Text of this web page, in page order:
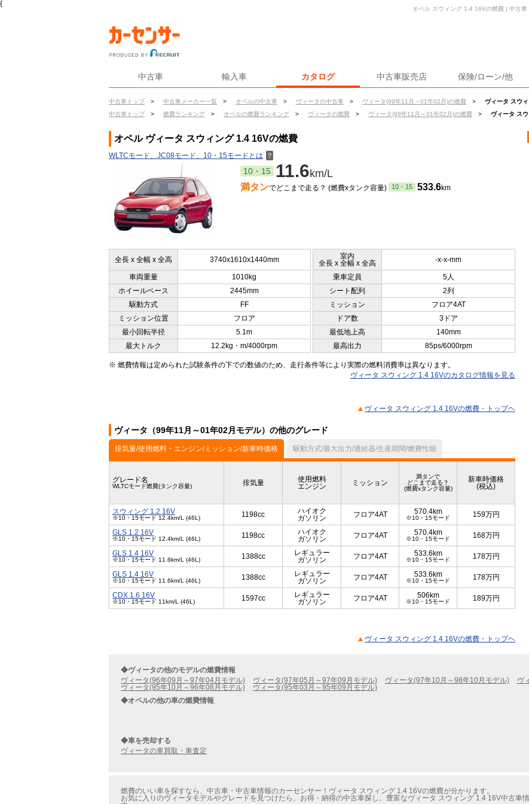
{
中古車 輸入車 カタログ 中古車販売店 保険/ローン/他
中古車トップ > 中古車メーカー一覧 > オペルの中古車 > ヴィータの中古車 > ヴィータ(99年11月～01年02月)の燃費 >
ヴィータ スウ
中古車トップ
> 燃費ランキング > オペルの燃費ランキング > ヴィータの燃費 > ヴィータ(99年11月～01年02月)の燃費 > ヴィータ ス
オペル スウィング 1.4 16Vの燃費 | 中古車
オペル ヴィータ スウィング 1.4 16Vの燃費
WLTCモード、JC08モード、10・15モードとは ？
10・15 11.6km/L
満タンでどこまで走る？ (燃費xタンク容量) 10・15 533.6km
全長 x 全幅 x 全高 3740x1610x1440mm
室内
全長 x 全幅 x 全高
-x-x-mm
車両重量 1010kg 乗車定員
5人
ホイールベース
2445mm シート配列
2列
駆動方式
FF ミッション
フロア4AT
ミッション位置
フロア ドア数
3ドア
最小回転半径
5.1m 最低地上高
140mm
最大トルク
12.2kg・m/4000rpm 最高出力 85ps/6000rpm
※ 燃費情報は定められた試験条件の下での数値のため、走行条件等により実際の燃料消費率は異なります。
ヴィータ スウィング 1.4 16Vのカタログ情報を見る
ヴィータ スウィング 1.4 16Vの燃費・トップヘ
ヴィータ（99年11月～01年02月モデル）の他のグレード
排気量/使用燃料・エンジン/ミッション/新車時価格 駆動方式/最大出力/過給器/生産期間/燃費性能
グレード名
WLTCモード燃費(タンク容量) 排気量
使用燃料
エンジン
ミッション
満タンで
どこまで走る？
(燃費xタンク容量)
新車時価格
(税込)
スウィング 1.2 16V
※10・15モード 12.4km/L (46L) 1198cc
ハイオク
ガソリン
フロア4AT 570.4km
※10・15モード 159万円
GLS 1.2 16V
※10・15モード 12.4km/L (46L) 1198cc
ハイオク
ガソリン
フロア4AT 570.4km
※10・15モード 168万円
GLS 1.4 16V
※10・15モード 11.6km/L (46L) 1388cc
レギュラー
ガソリン
フロア4AT 533.6km
※10・15モード 178万円
GLS 1.4 16V
※10・15モード 11.6km/L (46L) 1388cc
レギュラー
ガソリン
フロア4AT 533.6km
※10・15モード 178万円
CDX 1.6 16V
※10・15モード 11km/L (46L) 1597cc
レギュラー
ガソリン
フロア4AT 506km
※10・15モード 189万円
ヴィータ スウィング 1.4 16Vの燃費・トップヘ
◆ヴィータの他のモデルの燃費情報
ヴィータ(96年09月～97年04月モデル)
ヴィータ(97年05月～97年09月モデル) ヴィータ(97年10月～98年10月モデル)
ヴ
ヴィータ(95年10月～96年08月モデル)
ヴィータ(95年03月～95年09月モデル)
◆オペルの他の車の燃費情報
◆車を売却する
ヴィータの車買取・車査定
燃費のいい車を探すなら、中古車・中古車情報のカーセンサー！ヴィータ スウィング 1.4 16Vの燃費が分かります。
お気に入りのヴィータモデルやグレードを見つけたら、お得・納得の中古車探し。豊富なヴィータ スウィング 1.4 16V中古車